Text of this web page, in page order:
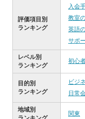
評価項目別
ランキング
入会
教室
英語
サポ
レベル別
ランキング
初心
目的別
ランキング
ビジ
日常
地域別
関東